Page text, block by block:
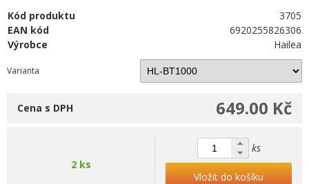
Kód produktu
3705
EAN kód
6920255826306
Výrobce
Hailea
Varianta
649.00 Kč
Cena s DPH
2 ks
ks
Vložit do košíku